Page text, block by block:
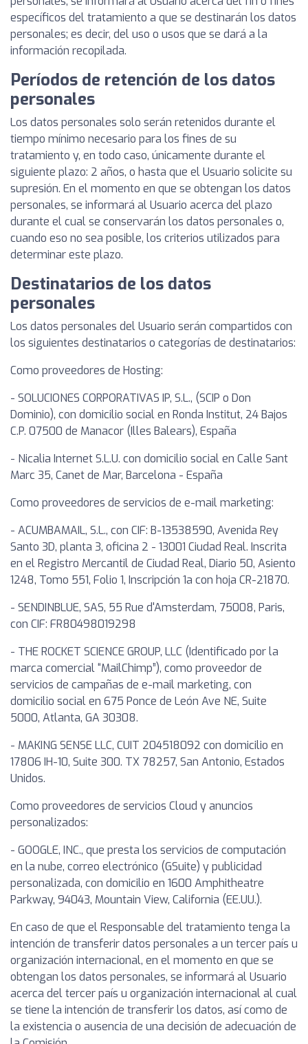
específicos del tratamiento a que se destinarán los datos
personales; es decir, del uso o usos que se dará a la
información recopilada.
Períodos de retención de los datos
personales
Los datos personales solo serán retenidos durante el
tiempo mínimo necesario para los fines de su
tratamiento y, en todo caso, únicamente durante el
siguiente plazo: 2 años, o hasta que el Usuario solicite su
supresión. En el momento en que se obtengan los datos
personales, se informará al Usuario acerca del plazo
durante el cual se conservarán los datos personales o,
cuando eso no sea posible, los criterios utilizados para
determinar este plazo.
Destinatarios de los datos
personales
Los datos personales del Usuario serán compartidos con
los siguientes destinatarios o categorías de destinatarios:
Como proveedores de Hosting:
- SOLUCIONES CORPORATIVAS IP, S.L., (SCIP o Don
Dominio), con domicilio social en Ronda Institut, 24 Bajos
C.P. 07500 de Manacor (Illes Balears), España
- Nicalia Internet S.L.U. con domicilio social en Calle Sant
Marc 35, Canet de Mar, Barcelona - España
Como proveedores de servicios de e-mail marketing:
- ACUMBAMAIL, S.L., con CIF: B-13538590, Avenida Rey
Santo 3D, planta 3, oficina 2 - 13001 Ciudad Real. Inscrita
en el Registro Mercantil de Ciudad Real, Diario 50, Asiento
1248, Tomo 551, Folio 1, Inscripción 1a con hoja CR-21870.
- SENDINBLUE, SAS, 55 Rue d'Amsterdam, 75008, Paris,
con CIF: FR80498019298
- THE ROCKET SCIENCE GROUP, LLC (Identificado por la
marca comercial “MailChimp”), como proveedor de
servicios de campañas de e-mail marketing, con
domicilio social en 675 Ponce de León Ave NE, Suite
5000, Atlanta, GA 30308.
- MAKING SENSE LLC, CUIT 204518092 con domicilio en
17806 IH-10, Suite 300. TX 78257, San Antonio, Estados
Unidos.
Como proveedores de servicios Cloud y anuncios
personalizados:
- GOOGLE, INC., que presta los servicios de computación
en la nube, correo electrónico (GSuite) y publicidad
personalizada, con domicilio en 1600 Amphitheatre
Parkway, 94043, Mountain View, California (EE.UU.).
En caso de que el Responsable del tratamiento tenga la
intención de transferir datos personales a un tercer país u
organización internacional, en el momento en que se
obtengan los datos personales, se informará al Usuario
acerca del tercer país u organización internacional al cual
se tiene la intención de transferir los datos, así como de
la existencia o ausencia de una decisión de adecuación de